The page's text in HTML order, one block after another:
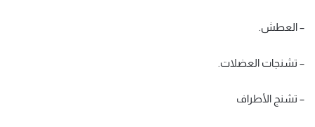
– العطش.
– تشنجات العضلات.
– تشنج الأطراف